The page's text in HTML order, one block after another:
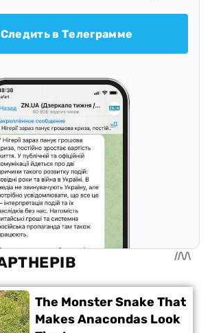
Следить в Телеграмме